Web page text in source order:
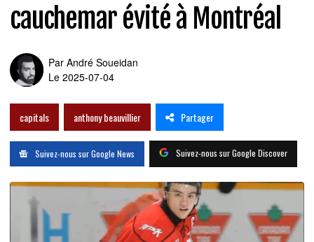
cauchemar évité à Montréal
Par André Soueidan
Le 2025-07-04
capitals anthony beauvillier Partager
Suivez-nous sur Google News Suivez-nous sur Google Discover